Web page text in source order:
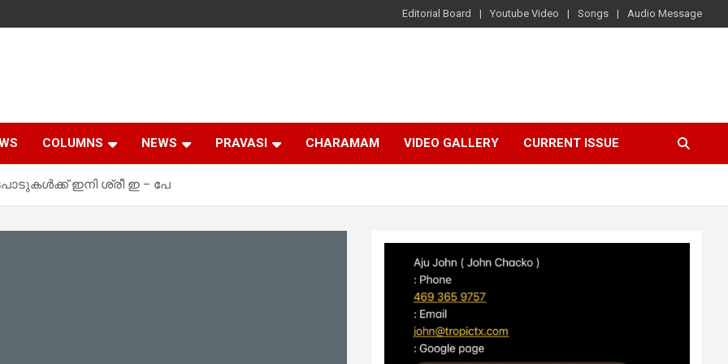
Editorial Board Youtube Video Songs Audio Message
COLUMNS NEWS PRAVASI CHARAMAM VIDEO GALLERY CURRENT ISSUE
ഇനി ശ്രീ ഇ – പേ